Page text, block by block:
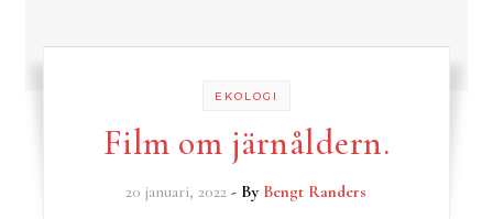
EKOLOGI
Film om järnåldern.
20 januari, 2022 - By Bengt Randers